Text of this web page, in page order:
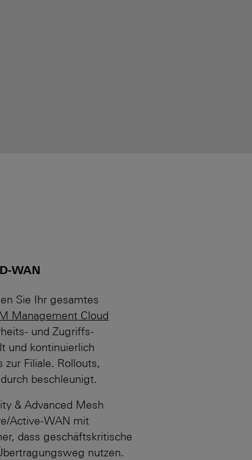
WAN
Sie Ihr gesamtes
Management Cloud
und Zugriffs­
und kontinuierlich
zur Filiale. Rollouts,
beschleunigt.
& Advanced Mesh
Active-WAN mit
dass geschäfts­kritische
nutzen.